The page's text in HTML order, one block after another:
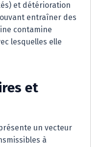
et détérioration
entraîner des
contamine
lesquelles elle
et
un vecteur
à